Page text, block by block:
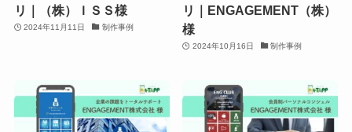
リ｜（株）ＩＳＳ様
2024年11月11日 制作事例
リ｜ENGAGEMENT（株）
様
2024年10月16日 制作事例